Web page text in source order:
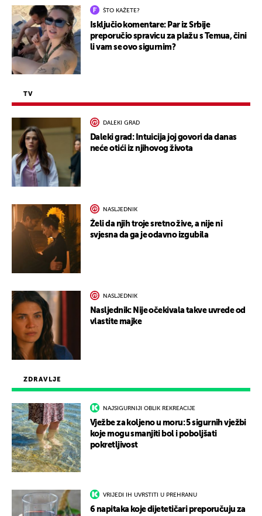
ZDRAVLJE
NAJSIGURNIJI OBLIK REKREACIJE
Vježbe za koljeno u moru: 5 sigurnih vježbi
koje mogu smanjiti bol i poboljšati
pokretljivost
VRIJEDI IH UVRSTITI U PREHRANU
6 napitaka koje dijetetičari preporučuju za
ŠTO KAŽETE?
Isključio komentare: Par iz Srbije
preporučio spravicu za plažu s Temua, čini
li vam se ovo sigurnim?
TV
DALEKI GRAD
Daleki grad: Intuicija joj govori da danas
neće otići iz njihovog života
NASLJEDNIK
Želi da njih troje sretno žive, a nije ni
svjesna da ga je odavno izgubila
NASLJEDNIK
Nasljednik: Nije očekivala takve uvrede od
vlastite majke